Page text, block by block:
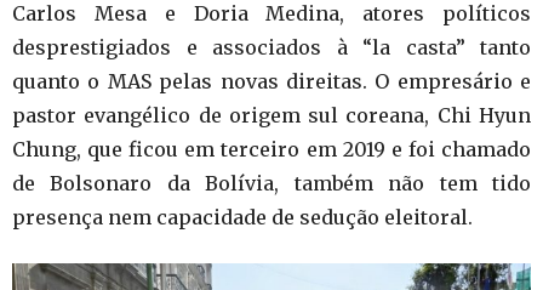
Carlos Mesa e Doria Medina, atores políticos
desprestigiados e associados à “la casta” tanto
quanto o MAS pelas novas direitas. O empresário e
pastor evangélico de origem sul coreana, Chi Hyun
Chung, que ficou em terceiro em 2019 e foi chamado
de Bolsonaro da Bolívia, também não tem tido
presença nem capacidade de sedução eleitoral.